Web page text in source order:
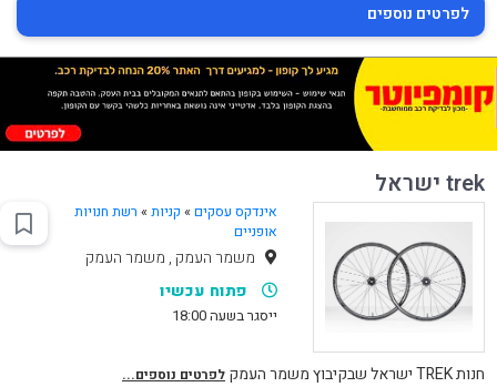
לפרטים נוספים
trek ישראל
אינדקס עסקים » קניות» רשת חנויות
אופניים
משמר העמק , משמר העמק
פתוח עכשיו
ייסגר בשעה 18:00
חנות TREK ישראל שבקיבוץ משמר העמק לפרטים נוספים...